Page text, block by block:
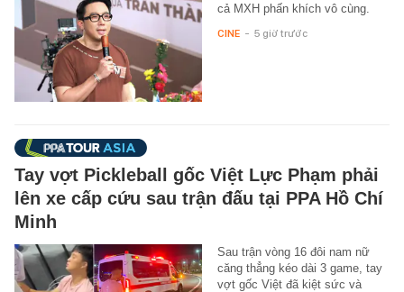
cả MXH phấn khích vô cùng.
CINE - 5 giờ trước
Tay vợt Pickleball gốc Việt Lực Phạm phải
lên xe cấp cứu sau trận đấu tại PPA Hồ Chí
Minh
Sau trận vòng 16 đôi nam nữ
căng thẳng kéo dài 3 game, tay
vợt gốc Việt đã kiệt sức và